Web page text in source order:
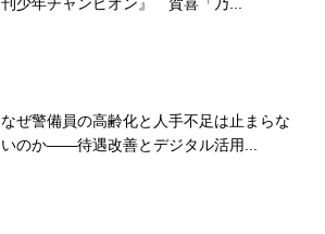
刊少年チャンピオン』 賀喜「乃...
なぜ警備員の高齢化と人手不足は止まらな
いのか――待遇改善とデジタル活用...